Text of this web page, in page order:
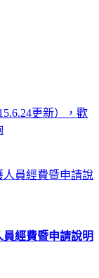
更新），歡
員經費暨申請說明